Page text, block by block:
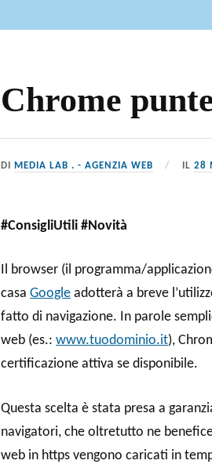
Chrome
DI MEDIA LAB . - AGENZIA WEB IL28
#ConsigliUtili #Novità
Il browser (il programma/
casaGoogle adotterà a breve
fatto di navigazione. In parole
web (es.:www.tuodominio.it),
certificazione attiva se disponibile.
Questa scelta è stata presa a
navigatori, che oltretutto ne
web in https vengono caricati in